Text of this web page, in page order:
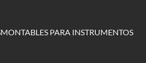
PARA INSTRUMENTOS